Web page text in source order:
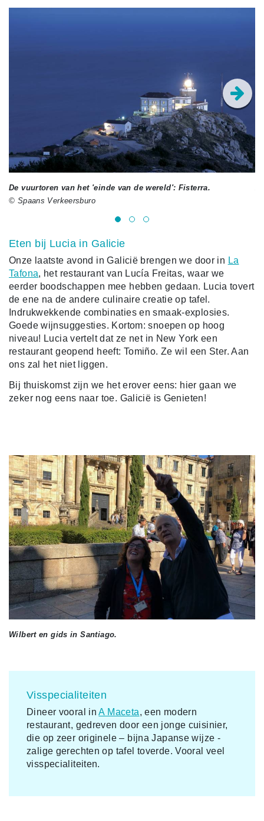
De vuurtoren van het 'einde van de wereld': Fisterra.
© Spaans Verkeersburo
Eten bij Lucia in Galicie
Onze laatste avond in Galicië brengen we door in La
Tafona, het restaurant van Lucía Freitas, waar we
eerder boodschappen mee hebben gedaan. Lucia tovert
de ene na de andere culinaire creatie op tafel.
Indrukwekkende combinaties en smaak-explosies.
Goede wijnsuggesties. Kortom: snoepen op hoog
niveau! Lucia vertelt dat ze net in New York een
restaurant geopend heeft: Tomiño. Ze wil een Ster. Aan
ons zal het niet liggen.
Bij thuiskomst zijn we het erover eens: hier gaan we
zeker nog eens naar toe. Galicië is Genieten!
Wilbert en gids in Santiago.
Visspecialiteiten
Dineer vooral inA Maceta, een modern
restaurant, gedreven door een jonge cuisinier,
die op zeer originele – bijna Japanse wijze -
zalige gerechten op tafel toverde. Vooral veel
visspecialiteiten.